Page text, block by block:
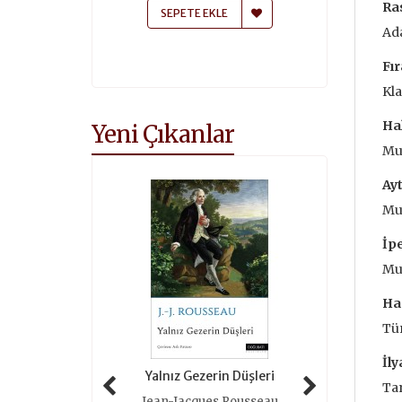
SEPETE EKLE SEPETE
Yeni Çıkanlar
Yalnız Gezerin Düşleri Oyunlar
İ
İ